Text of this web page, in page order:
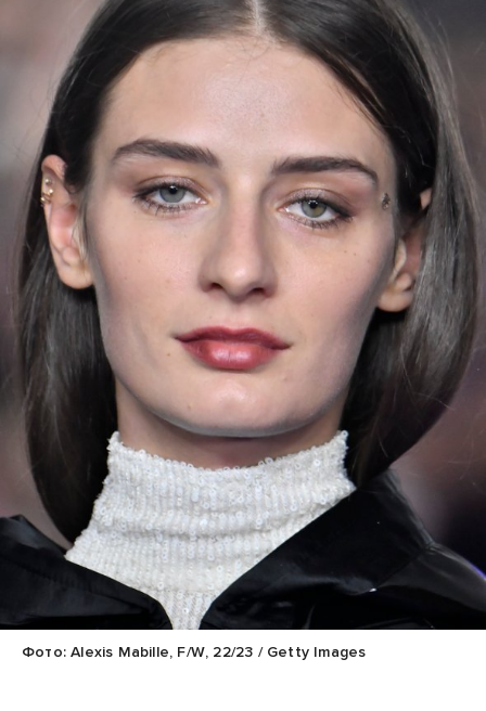
Фото: Alexis Mabille, F/W, 22/23 / Getty Images